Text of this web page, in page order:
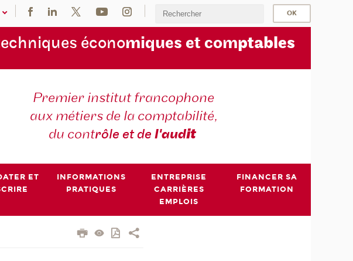
économiques et comptables
Premier institut francophone
aux métiers de la comptabilité,
du contrôle et del'audit
ET
INFORMATIONS
PRATIQUES
ENTREPRISE
CARRIÈRES
EMPLOIS
FINANCER SA
FORMATION